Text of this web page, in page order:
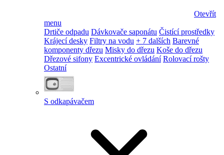
Otevřít
menu
Drtiče odpadu Dávkovače saponátu Čistící prostředky
Krájecí desky Filtry na vodu + 7 dalších Barevné
komponenty dřezu Misky do dřezu Koše do dřezu
Dřezové sifony Excentrické ovládání Rolovací rošty
Ostatní
S odkapávačem